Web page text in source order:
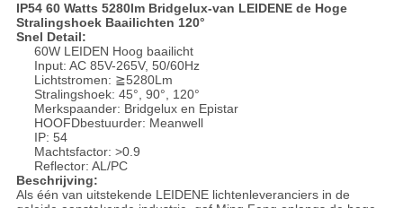
IP54 60 Watts 5280lm Bridgelux-van LEIDENE de Hoge
Stralingshoek Baailichten 120°
Snel Detail:
60W LEIDEN Hoog baailicht
Input: AC 85V-265V, 50/60Hz
Lichtstromen: ≧5280Lm
Stralingshoek: 45°, 90°, 120°
Merkspaander: Bridgelux en Epistar
HOOFDbestuurder: Meanwell
IP: 54
Machtsfactor: >0.9
Reflector: AL/PC
Beschrijving:
Als één van uitstekende LEIDENE lichtenleveranciers in de